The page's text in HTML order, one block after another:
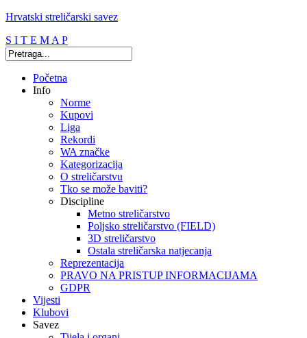
Hrvatski streličarski savez
S I T E M A P
Početna
Info
Norme
Kupovi
Liga
Rekordi
WA značke
Kategorizacija
O streličarstvu
Tko se može baviti?
Discipline
Metno streličarstvo
Poljsko streličarstvo (FIELD)
3D streličarstvo
Ostala streličarska natjecanja
Reprezentacija
PRAVO NA PRISTUP INFORMACIJAMA
GDPR
Vijesti
Klubovi
Savez